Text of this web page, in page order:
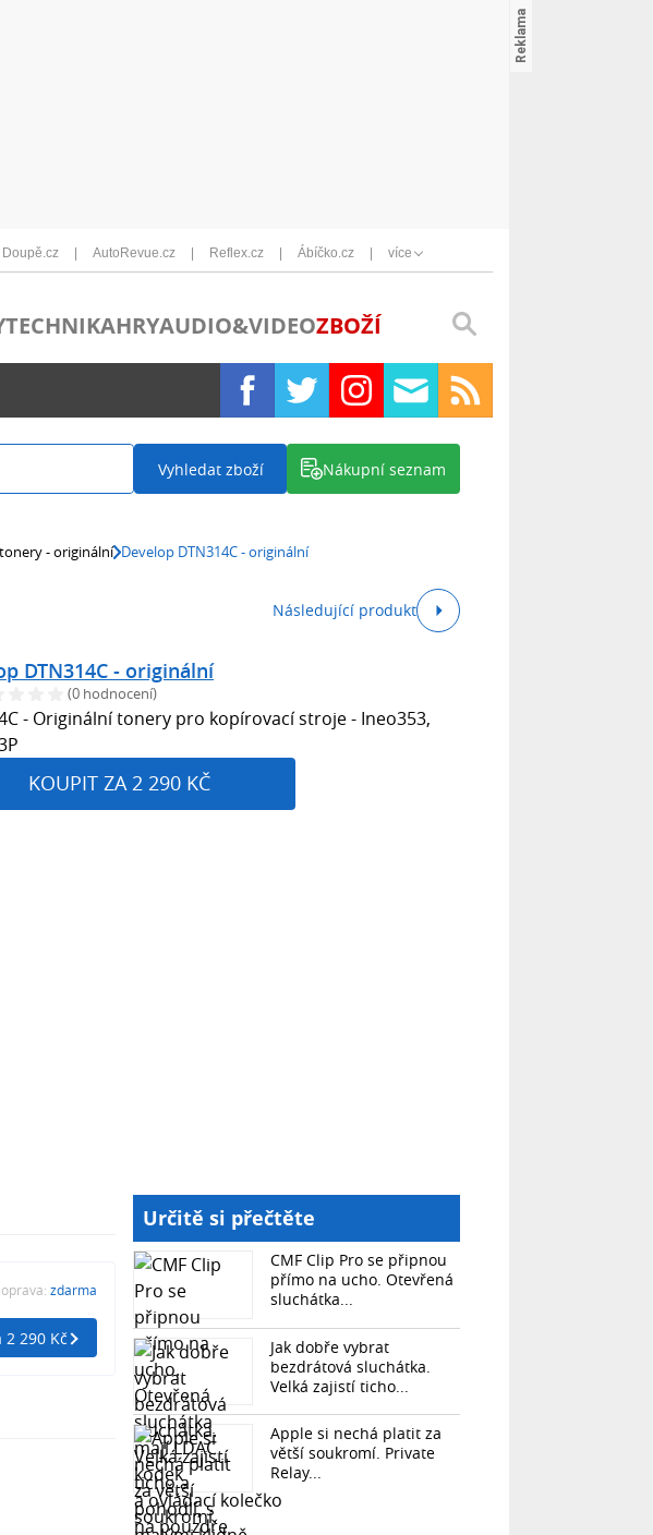
Doupě.cz AutoRevue.cz Reflex.cz Ábíčko.cz více
TECHNIKAHRYAUDIO&VIDEOZBOŽÍ
Vyhledat zboží Nákupní seznam
- originální Develop DTN314C - originální
Následující produkt
DTN314C - originální
(0 hodnocení)
- Originální tonery pro kopírovací stroje - Ineo353,
KOUPIT ZA 2 290 KČ
zdarma
2 290 Kč
Určitě si přečtěte
CMF Clip Pro se připnou
přímo na ucho. Otevřená
sluchátka...
Jak dobře vybrat
bezdrátová sluchátka.
Velká zajistí ticho...
Apple si nechá platit za
větší soukromí. Private
Relay...